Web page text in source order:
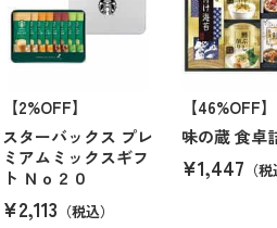
【2%OFF】
スターバックス プレ
ミアムミックスギフ
ト Ｎｏ２０
¥2,113 （税込）
【46%OFF】
味の蔵 食卓
¥1,447 （